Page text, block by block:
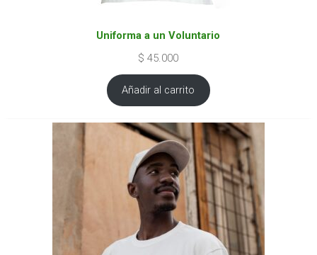
Uniforma a un Voluntario
$ 45.000
Añadir al carrito